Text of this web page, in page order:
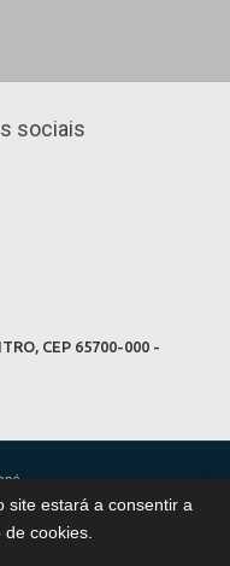
sociais
CEP 65700-000 -
© 2026
site estará a consentir a
cookies.